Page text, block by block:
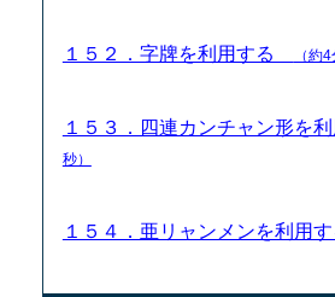
１５２．字牌を利用する （約
１５３．四連カンチャン形を
秒）
１５４．亜リャンメンを利用